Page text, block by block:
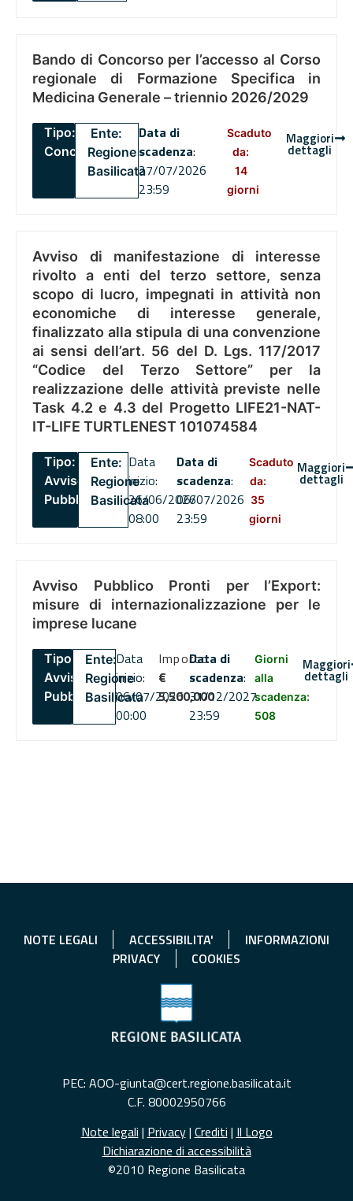
Bando di Concorso per l’accesso al Corso
regionale di Formazione Specifica in
Medicina Generale – triennio 2026/2029
Tipo:
Concorsi
Ente:
Regione
Basilicata
Data di
scadenza:
27/07/2026
23:59
Scaduto
da:
14
giorni
Maggiori
dettagli
Avviso di manifestazione di interesse
rivolto a enti del terzo settore, senza
scopo di lucro, impegnati in attività non
economiche di interesse generale,
finalizzato alla stipula di una convenzione
ai sensi dell’art. 56 del D. Lgs. 117/2017
“Codice del Terzo Settore” per la
realizzazione delle attività previste nelle
Task 4.2 e 4.3 del Progetto LIFE21-NAT-
IT-LIFE TURTLENEST 101074584
Tipo:
Avviso
Pubblico
Ente:
Regione
Basilicata
Data
inizio:
26/06/2026
08:00
Data di
scadenza:
06/07/2026
23:59
Scaduto
da:
35
giorni
Maggiori
dettagli
Avviso Pubblico Pronti per l’Export:
misure di internazionalizzazione per le
imprese lucane
Tipo:
Avviso
Pubblico
Ente:
Regione
Basilicata
Data
inizio:
06/07/2026
00:00
Importo
€
5,500,000
Data di
scadenza:
31/12/2027
23:59
Giorni
alla
scadenza:
508
Maggiori
dettagli
NOTE LEGALI ACCESSIBILITA'
INFORMAZIONI
PRIVACY
COOKIES
PEC: AOO-giunta@cert.regione.basilicata.it
C.F. 80002950766
Note legali | Privacy| Crediti | Il Logo
Dichiarazione di accessibilità
©2010 Regione Basilicata